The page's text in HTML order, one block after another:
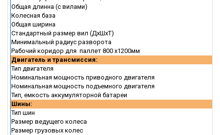
Общая длинна (с вилами)
Колесная база
Общая ширина
Стандартный размер вил (ДxШxТ)
Минимальный радиус разворота
Рабочий коридор для паллет 800 х1200мм
Двигатель и трансмиссия:
Тип двигателя
Номинальная мощность приводного двигателя
Номинальная мощность подъемного двигателя
Тип, емкость аккумуляторной батареи
Шины:
Тип шин
Размер ведущего колеса
Размер грузовых колес